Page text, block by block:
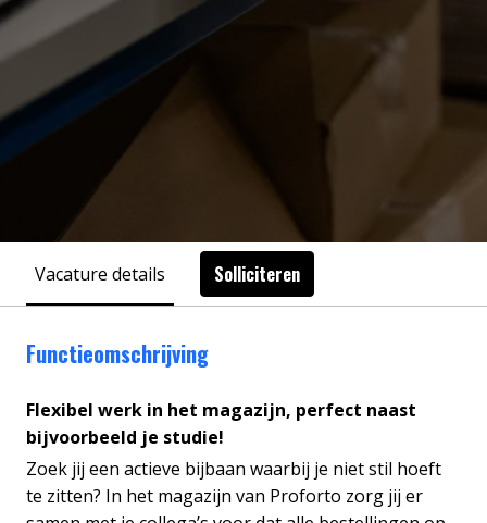
Vacature details Solliciteren
Functieomschrijving
Flexibel werk in het magazijn, perfect naast
bijvoorbeeld je studie!
Zoek jij een actieve bijbaan waarbij je niet stil hoeft
te zitten? In het magazijn van Proforto zorg jij er